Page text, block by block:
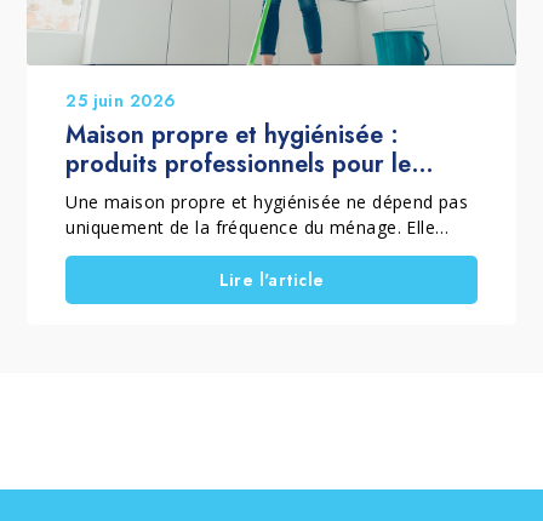
25 juin 2026
Maison propre et hygiénisée :
produits professionnels pour le
nettoyage de la maison
Une maison propre et hygiénisée ne dépend pas
uniquement de la fréquence du ménage. Elle
dépend aussi de la méthode employée et des
produits utilisés. C'est pourquoi, lorsqu'il est
question de produits professionnels pour le
Lire l'article